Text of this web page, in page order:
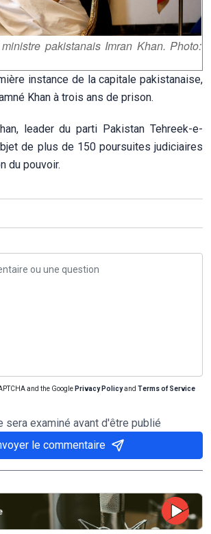
pakistanais Imran Khan. Photo:
instance de la capitale pakistanaise,
Khan à trois ans de prison.
leader du parti Pakistan Tehreek-e-
de plus de 150 poursuites judiciaires
du pouvoir.
and the Google Privacy Policyand Terms of Service
sera examiné avant d'être publié
le commentaire